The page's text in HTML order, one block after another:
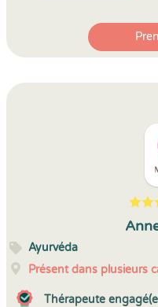
5
1
5
23
Ayurvéda
Présent dans plusieurs
Thérapeute